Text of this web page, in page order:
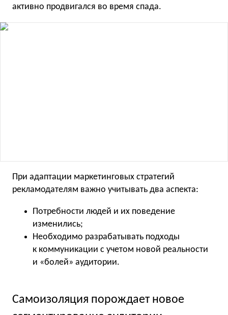
активно продвигался во время спада.
При адаптации маркетинговых стратегий
рекламодателям важно учитывать два аспекта:
Потребности людей и их поведение
изменились;
Необходимо разрабатывать подходы
к коммуникации с учетом новой реальности
и «болей» аудитории.
Самоизоляция порождает новое